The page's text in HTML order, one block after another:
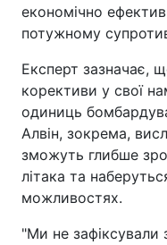
економічно
потужному
Експерт зазначає,
корективи у свої
одиниць
Алвін, зокрема,
зможуть глибше
літака та
можливостях.
"Ми не зафіксували